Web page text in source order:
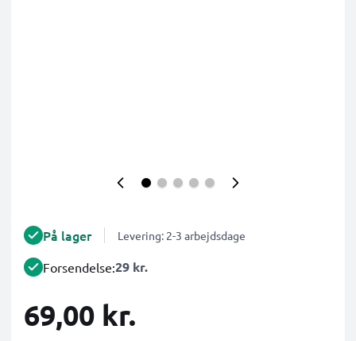
På lager Levering: 2-3 arbejdsdage
Forsendelse:29 kr.
69,00 kr.